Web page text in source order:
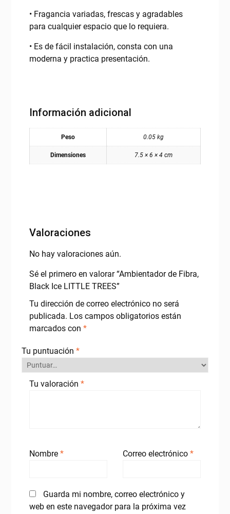
• Fragancia variadas, frescas y agradables
para cualquier espacio que lo requiera.
• Es de fácil instalación, consta con una
moderna y practica presentación.
Información adicional
Peso 0.05 kg
Dimensiones 7.5 × 6 × 4 cm
Valoraciones
No hay valoraciones aún.
Sé el primero en valorar “Ambientador de Fibra,
Black Ice LITTLE TREES”
Tu dirección de correo electrónico no será
publicada. Los campos obligatorios están
marcados con *
Tu puntuación *
Tu valoración *
Nombre * Correo electrónico *
Guarda mi nombre, correo electrónico y
web en este navegador para la próxima vez